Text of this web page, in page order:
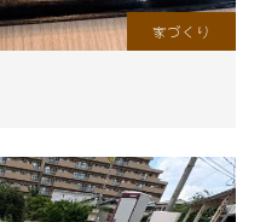
家づくり